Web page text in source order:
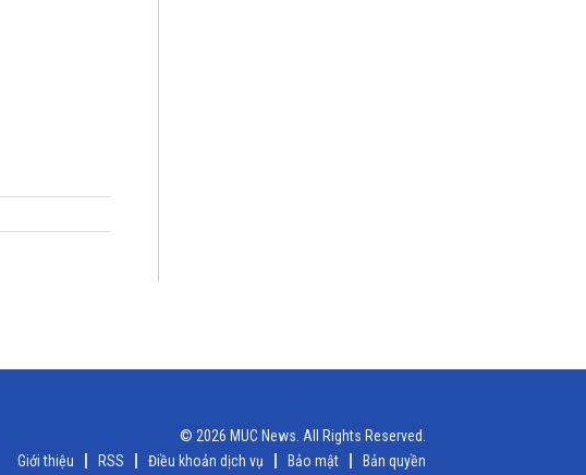
© 2026 MUC News. All Rights Reserved.
Giới thiệu
RSS Điều khoản dịch vụ Bảo mật Bản quyền